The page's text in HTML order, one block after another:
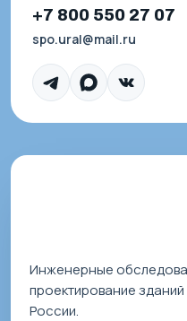
+7 800 550 27 07
spo.ural@mail.ru
Инженерные
проектирование
России.